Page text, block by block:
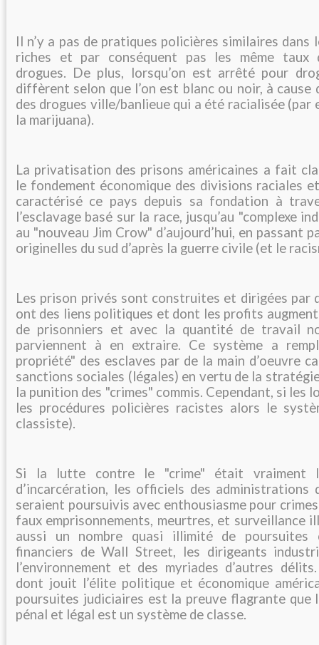
Il n’y a pas de pratiques policières similaires dans
riches et par conséquent pas les même taux
drogues. De plus, lorsqu’on est arrêté pour
diffèrent selon que l’on est blanc ou noir, à cause
des drogues ville/banlieue qui a été racialisée (par
la marijuana).
La privatisation des prisons américaines a fait
le fondement économique des divisions raciales
caractérisé ce pays depuis sa fondation à
l’esclavage basé sur la race, jusqu’au "complexe
au "nouveau Jim Crow" d’aujourd’hui, en passant
originelles du sud d’après la guerre civile (et le
Les prison privés sont construites et dirigées par
ont des liens politiques et dont les profits
de prisonniers et avec la quantité de travail
parviennent à en extraire. Ce système a
propriété" des esclaves par de la main d’oeuvre
sanctions sociales (légales) en vertu de la
la punition des "crimes" commis. Cependant, si les
les procédures policières racistes alors le
classiste).
Si la lutte contre le "crime" était vraiment
d’incarcération, les officiels des administrations
seraient poursuivis avec enthousiasme pour
faux emprisonnements, meurtres, et surveillance
aussi un nombre quasi illimité de poursuites
financiers de Wall Street, les dirigeants
l’environnement et des myriades d’autres
dont jouit l’élite politique et économique
poursuites judiciaires est la preuve flagrante que
pénal et légal est un système de classe.